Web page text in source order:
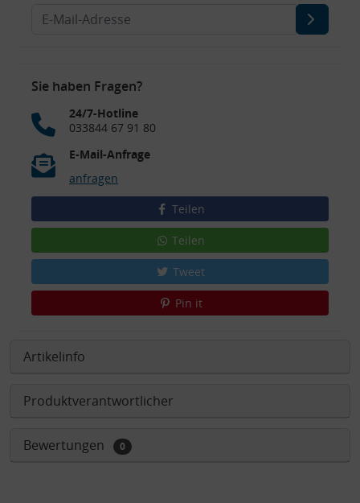
Sie haben Fragen?
24/7-Hotline
033844 67 91 80
E-Mail-Anfrage
anfragen
Teilen
Teilen
Tweet
Pin it
Artikelinfo
Produktverantwortlicher
Bewertungen 0